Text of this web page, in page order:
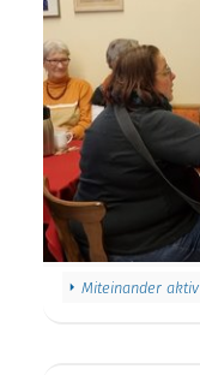
Miteinander aktiv